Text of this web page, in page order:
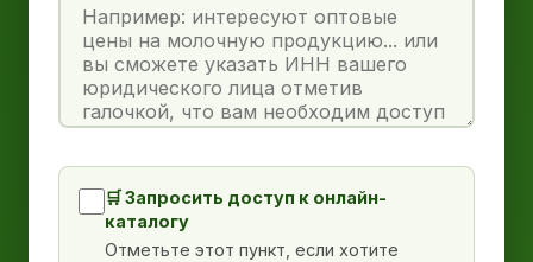
🛒 Запросить доступ к онлайн-
каталогу
Отметьте этот пункт, если хотите